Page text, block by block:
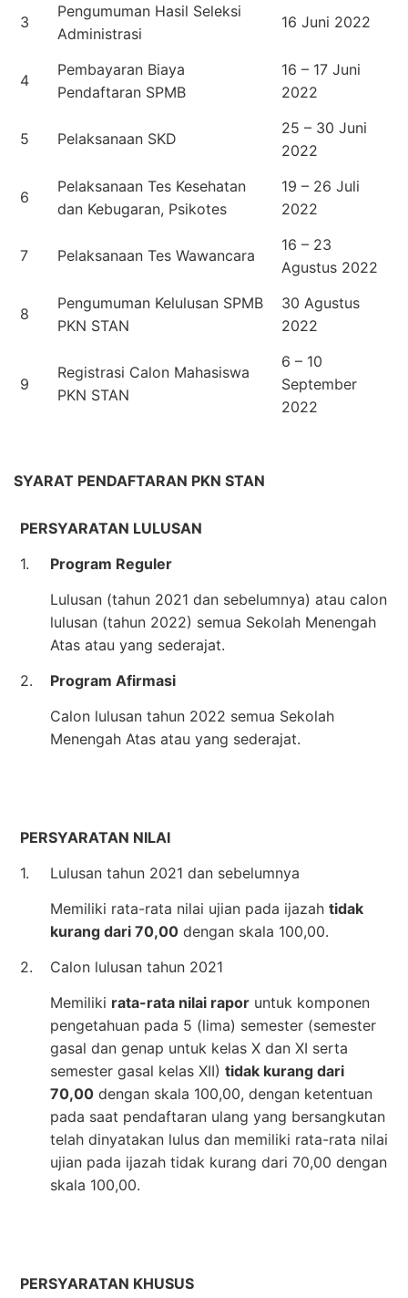
3
Pengumuman Hasil Seleksi
Administrasi
16 Juni 2022
4
Pembayaran Biaya
Pendaftaran SPMB
16 – 17 Juni
2022
5 Pelaksanaan SKD
25 – 30 Juni
2022
6
Pelaksanaan Tes Kesehatan
dan Kebugaran, Psikotes
19 – 26 Juli
2022
7 Pelaksanaan Tes Wawancara
16 – 23
Agustus 2022
8
Pengumuman Kelulusan SPMB
PKN STAN
30 Agustus
2022
9
Registrasi Calon Mahasiswa
PKN STAN
6 – 10
September
2022
SYARAT PENDAFTARAN PKN STAN
PERSYARATAN LULUSAN
1.
Program Reguler
Lulusan (tahun 2021 dan sebelumnya) atau calon
lulusan (tahun 2022) semua Sekolah Menengah
Atas atau yang sederajat.
2.
Program Afirmasi
Calon lulusan tahun 2022 semua Sekolah
Menengah Atas atau yang sederajat.
PERSYARATAN NILAI
1.
Lulusan tahun 2021 dan sebelumnya
Memiliki rata-rata nilai ujian pada ijazah tidak
kurang dari 70,00 dengan skala 100,00.
2.
Calon lulusan tahun 2021
Memiliki rata-rata nilai rapor untuk komponen
pengetahuan pada 5 (lima) semester (semester
gasal dan genap untuk kelas X dan XI serta
semester gasal kelas XII) tidak kurang dari
70,00 dengan skala 100,00, dengan ketentuan
pada saat pendaftaran ulang yang bersangkutan
telah dinyatakan lulus dan memiliki rata-rata nilai
ujian pada ijazah tidak kurang dari 70,00 dengan
skala 100,00.
PERSYARATAN KHUSUS